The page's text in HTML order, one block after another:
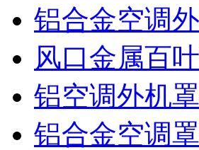
铝合金空调
风口金属百
铝空调外机
铝合金空调